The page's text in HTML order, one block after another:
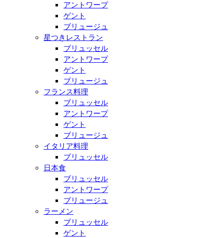
アントワープ
ゲント
ブリュージュ
星つきレストラン
ブリュッセル
アントワープ
ゲント
ブリュージュ
フランス料理
ブリュッセル
アントワープ
ゲント
ブリュージュ
イタリア料理
ブリュッセル
日本食
ブリュッセル
アントワープ
ブリュージュ
ラーメン
ブリュッセル
ゲント